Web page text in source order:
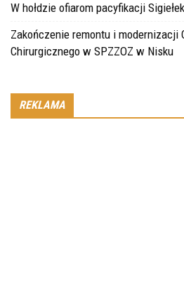
W hołdzie ofiarom pacyfikacji
Zakończenie remontu i modernizacji
Chirurgicznego w SPZZOZ w Nisku
REKLAMA